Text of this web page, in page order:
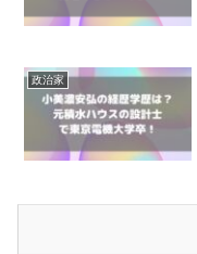
政治家